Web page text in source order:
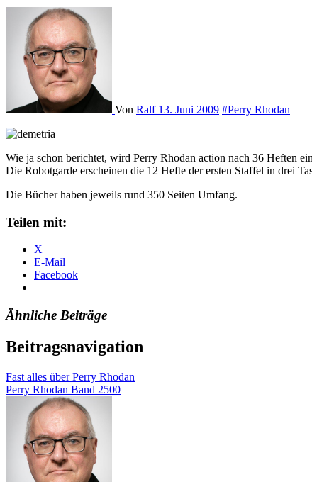
Von Ralf 13. Juni 2009 #Perry Rhodan
Wie ja schon berichtet, wird Perry Rhodan action nach 36 Heften
Die Robotgarde erscheinen die 12 Hefte der ersten Staffel in drei
Die Bücher haben jeweils rund 350 Seiten Umfang.
Teilen mit:
X
E-Mail
Facebook
Ähnliche Beiträge
Beitragsnavigation
Fast alles über Perry Rhodan
Perry Rhodan Band 2500